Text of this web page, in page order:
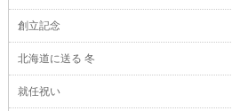
創立記念
北海道に送る 冬
就任祝い